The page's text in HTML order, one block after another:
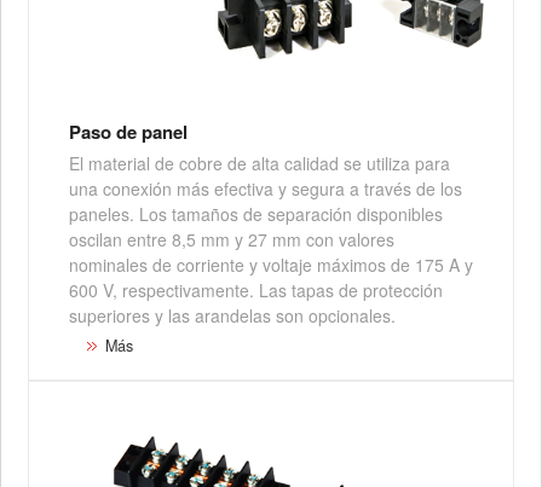
Paso de panel
El material de cobre de alta calidad se utiliza para
una conexión más efectiva y segura a través de los
paneles. Los tamaños de separación disponibles
oscilan entre 8,5 mm y 27 mm con valores
nominales de corriente y voltaje máximos de 175 A y
600 V, respectivamente. Las tapas de protección
superiores y las arandelas son opcionales.
Más